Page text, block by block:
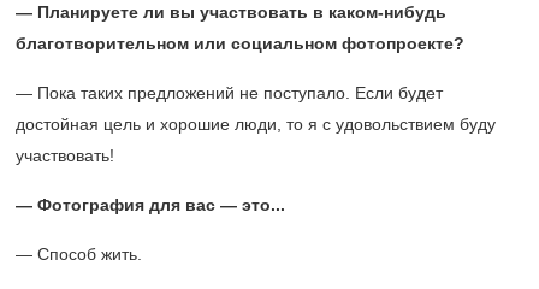
— Планируете ли вы участвовать в каком-нибудь
благотворительном или социальном фотопроекте?
— Пока таких предложений не поступало. Если будет
достойная цель и хорошие люди, то я с удовольствием буду
участвовать!
— Фотография для вас — это...
— Способ жить.